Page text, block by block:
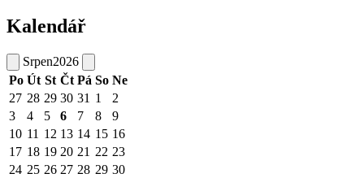
Kalendář
Srpen2026
Po Út St Čt Pá So Ne
27 28 29 30 31 1
2
3
4 5 6 7 8
9
10 11 12 13 14 15 16
17 18 19 20 21 22 23
24 25 26 27 28 29 30